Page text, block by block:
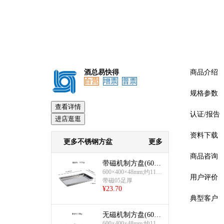
预览
酒总易快得
自营
增票 普票
查看详情
进店逛逛
更多不锈钢方盆 更多
带磁机制方盘(600×
400×48mm)
600×400×48mm;约1100
克
带磁05足厚
¥23.70
无磁机制方盘(600×
商品介绍
规格参数
认证/报告
资料下载
商品咨询
用户评价
典型客户